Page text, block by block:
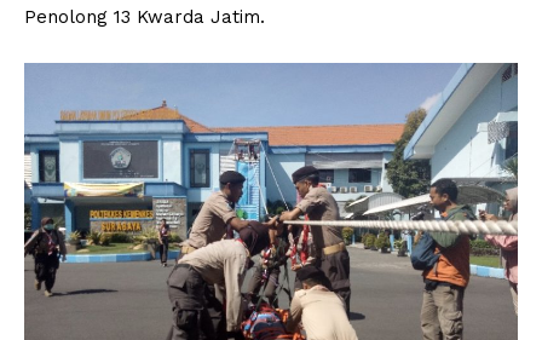
Penolong 13 Kwarda Jatim.